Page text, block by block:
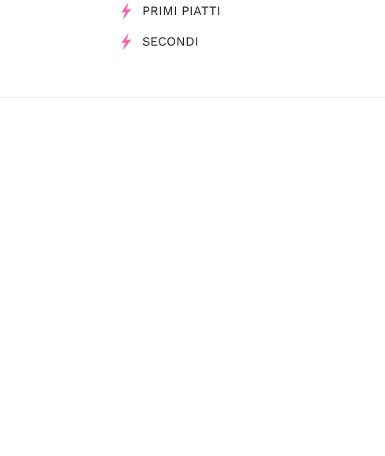
PRIMI PIATTI
SECONDI